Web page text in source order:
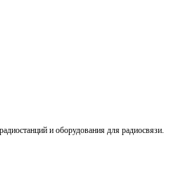
и оборудования для радиосвязи.